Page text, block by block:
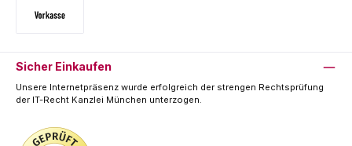
Sicher Einkaufen
Unsere Internetpräsenz wurde erfolgreich der strengen Rechtsprüfung
der IT-Recht Kanzlei München unterzogen.